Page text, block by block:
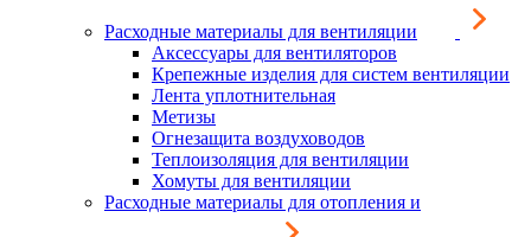
Расходные материалы для вентиляции
Аксессуары для вентиляторов
Крепежные изделия для систем вентиляции
Лента уплотнительная
Метизы
Огнезащита воздуховодов
Теплоизоляция для вентиляции
Хомуты для вентиляции
Расходные материалы для отопления и